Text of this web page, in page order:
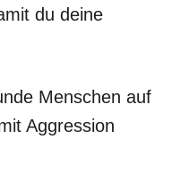
du deine
Menschen auf
Aggression